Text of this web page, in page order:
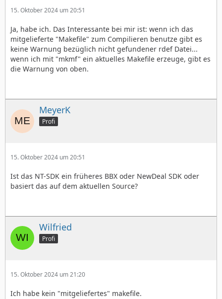
15. Oktober 2024 um 20:51
Ja, habe ich. Das Interessante bei mir ist: wenn ich das
mitgelieferte "Makefile" zum Compilieren benutze gibt es
keine Warnung bezüglich nicht gefundener rdef Datei...
wenn ich mit "mkmf" ein aktuelles Makefile erzeuge, gibt es
die Warnung von oben.
MeyerK
Profi
15. Oktober 2024 um 20:51
Ist das NT-SDK ein früheres BBX oder NewDeal SDK oder
basiert das auf dem aktuellen Source?
Wilfried
Profi
15. Oktober 2024 um 21:20
Ich habe kein "mitgeliefertes" makefile.